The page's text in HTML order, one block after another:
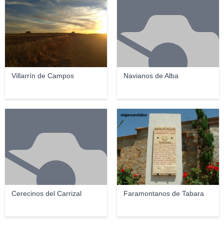
Villarrín de Campos Navianos de Alba
Cerecinos del Carrizal Faramontanos de Tabara
viajeroandaluz